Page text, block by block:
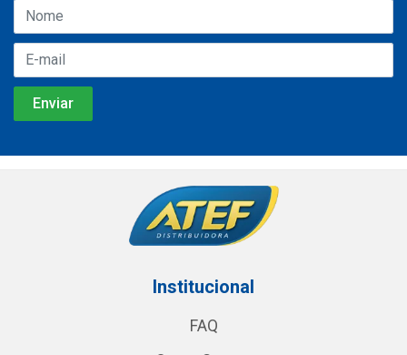
Institucional
FAQ